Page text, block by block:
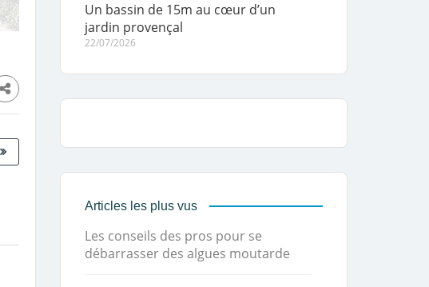
Un bassin de 15m au cœur d’un
jardin provençal
22/07/2026
Articles les plus vus
Les conseils des pros pour se
débarrasser des algues moutarde